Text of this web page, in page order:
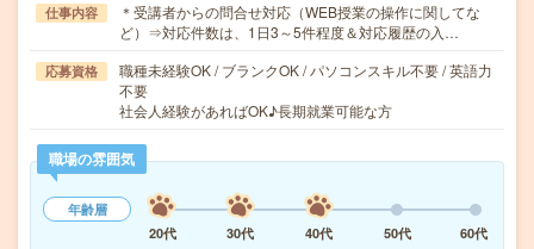
仕事内容
＊受講者からの問合せ対応（WEB授業の操作に関してな
ど）⇒対応件数は、1日3～5件程度＆対応履歴の入…
応募資格
職種未経験OK / ブランクOK / パソコンスキル不要 / 英語力
不要
社会人経験があればOK♪長期就業可能な方
職場の雰囲気
年齢層
20代
30代 40代 50代
60代